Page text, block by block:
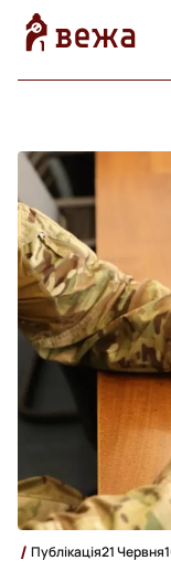
Публікація21 Червня